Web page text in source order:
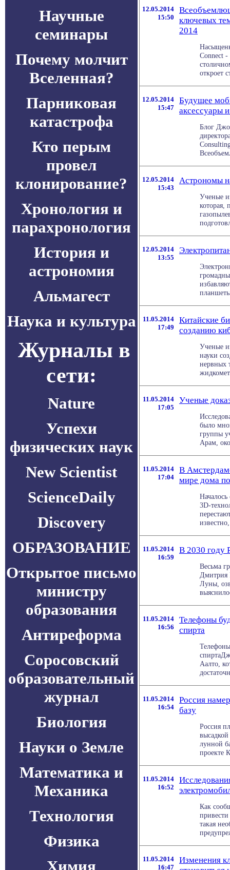
Научные
семинары
Почему молчит
Вселенная?
Парниковая
катастрофа
Кто перым
провел
клонирование?
Хронология и
парахронология
История и
астрономия
Альмагест
Наука и культура
Журналы в
сети:
Nature
Успехи
физических наук
New Scientist
ScienceDaily
Discovery
ОБРАЗОВАНИЕ
Открытое письмо
министру
образования
Антиреформа
Соросовский
образовательный
журнал
Биология
Науки о Земле
Математика и
Механика
Технология
Физика
Химия
12.05.2014
15:50
ключевых
2014
Connect
откроет
12.05.2014
15:47
Будущее
аксессуары
Блог
12.05.2014
15:43
Астрономы
Ученые
которая,
12.05.2014
13:55
11.05.2014
17:49
Китайские
созданию
Ученые
науки
нервных
11.05.2014
17:05
Ученые
было
группы
Арам,
11.05.2014
17:04
В
мире дома
3D-
11.05.2014
16:59
В 2030 году
Весьма
Дмитрия
Луны,
11.05.2014
16:56
Телефоны
спирта
Аалто,
11.05.2014
16:54
Россия
базу
Россия
лунной
проекте
11.05.2014
16:52
Как
такая
11.05.2014
16:47
Изменения